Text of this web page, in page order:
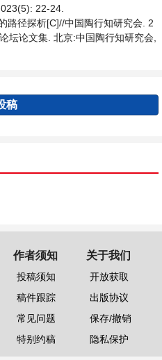
22-24.
路径探析[C]//中国陶行知研究会. 2
坛论文集. 北京:中国陶行知研究会,
稿
作者须知
投稿须知
稿件跟踪
常见问题
特别约稿
关于我们
开放获取
出版协议
保存/撤销
隐私保护